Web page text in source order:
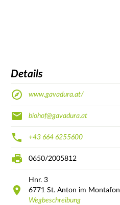
Details
www.gavadura.at/
biohof@gavadura.at
+43 664 6255600
0650/2005812
Hnr. 3
6771 St. Anton im Montafon
Wegbeschreibung